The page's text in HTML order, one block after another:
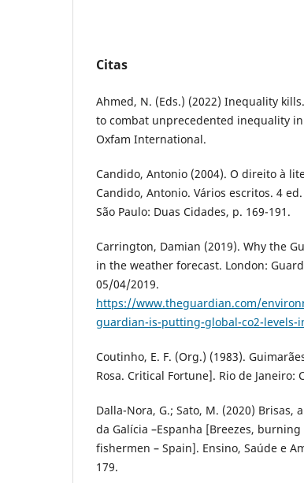
Citas
Ahmed, N. (Eds.) (2022) Inequality
to combat unprecedented inequality in
Oxfam International.
Candido, Antonio (2004). O direito à
Candido, Antonio. Vários escritos. 4
São Paulo: Duas Cidades, p. 169-191.
Carrington, Damian (2019). Why the
in the weather forecast. London:
05/04/2019.
https://www.theguardian.com/
guardian-is-putting-global-co2-levels-
Coutinho, E. F. (Org.) (1983).
Rosa. Critical Fortune]. Rio de Janeiro:
Dalla-Nora, G.; Sato, M. (2020) Brisas,
da Galícia –Espanha [Breezes,
fishermen – Spain]. Ensino, Saúde e
179.